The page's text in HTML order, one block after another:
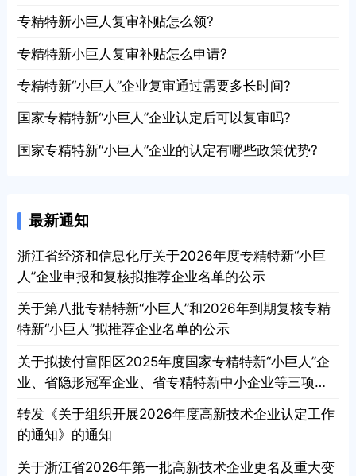
专精特新小巨人复审补贴怎么领?
专精特新小巨人复审补贴怎么申请?
专精特新“小巨人”企业复审通过需要多长时间?
国家专精特新“小巨人”企业认定后可以复审吗?
国家专精特新“小巨人”企业的认定有哪些政策优势?
最新通知
浙江省经济和信息化厅关于2026年度专精特新“小巨
人”企业申报和复核拟推荐企业名单的公示
关于第八批专精特新“小巨人”和2026年到期复核专精
特新“小巨人”拟推荐企业名单的公示
关于拟拨付富阳区2025年度国家专精特新“小巨人”企
业、省隐形冠军企业、省专精特新中小企业等三项市
转发《关于组织开展2026年度高新技术企业认定工作
的通知》的通知
关于浙江省2026年第一批高新技术企业更名及重大变